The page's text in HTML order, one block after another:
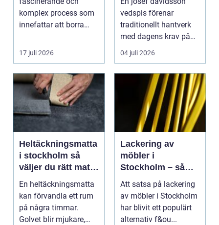
komplex process som
innefattar att borra
minerale...
17 juli 2026
vedspis förenar
traditionellt hantverk
med dagens krav på
effektiv, trygg och mil...
04 juli 2026
Heltäckningsmatta
i stockholm så
väljer du rätt matta
till hem och kontor
En heltäckningsmatta
kan förvandla ett rum
på några timmar.
Golvet blir mjukare,
Lackering av
möbler i
Stockholm – så
förnyar du hemmet
med professionell
möbellackering
Att satsa på lackering
av möbler i Stockholm
har blivit ett populärt
alternativ f&ou...